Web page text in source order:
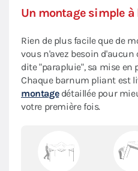
Un montage simple à
Rien de plus facile que de
vous n'avez besoin
dite "parapluie", sa mise en
Chaque barnum pliant est
montagedétaillée pour
votre première fois.